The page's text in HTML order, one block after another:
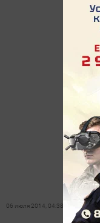
06 июля 2014, 04:38